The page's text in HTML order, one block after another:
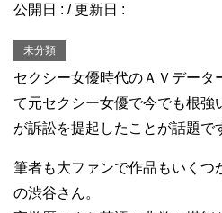
公開日 : / 更新日 :
未分類
セクシー女優時代のＡＶデータ
て元セクシー女優で今でも根強
が訴訟を提起したことが話題で
筆者も大ファンで作品もいくつ
の渋谷さん。